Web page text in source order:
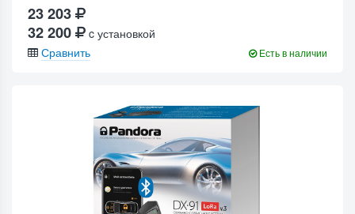
23 203
32 200
c установкой
Сравнить
Есть в наличии